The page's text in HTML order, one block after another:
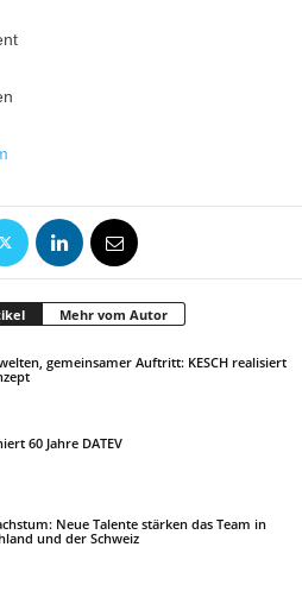
Mehr vom Autor
gemeinsamer Auftritt: KESCH realisiert
60 Jahre DATEV
Neue Talente stärken das Team in
und der Schweiz